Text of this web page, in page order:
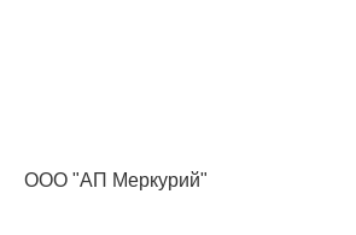
ООО "АП Меркурий"